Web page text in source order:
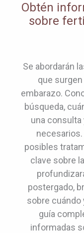
Obtén
sobre
Se abordarán
que
embarazo.
búsqueda,
una
posibles
clave sobre
postergado,
sobre cuándo
guía
informadas